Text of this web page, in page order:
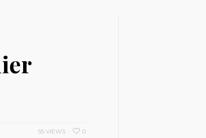
0
55 VIEWS